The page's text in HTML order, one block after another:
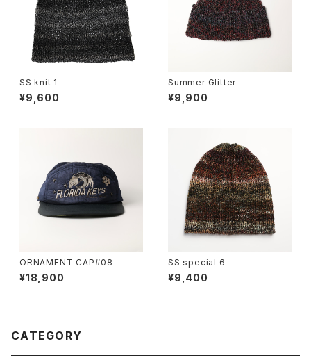
SS knit 1
¥9,600
Summer Glitter
¥9,900
ORNAMENT CAP#08
¥18,900
SS special 6
¥9,400
CATEGORY